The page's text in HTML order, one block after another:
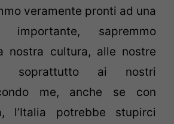
veramente pronti ad una
sapremmo
nostra cultura, alle nostre
soprattutto ai nostri
me, anche se con
l’Italia potrebbe stupirci